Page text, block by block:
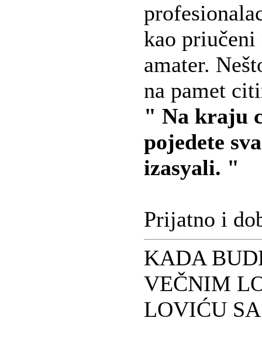
kao
amater.
na pamet
" Na kraju
pojedete
izasyali. "
Prijatno i
KADA
VEČNIM
LOVIĆU